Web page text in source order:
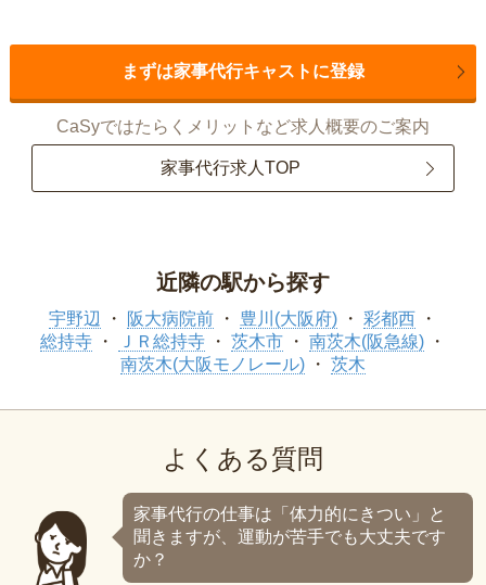
まずは家事代行キャストに登録
CaSyではたらくメリットなど求人概要のご案内
家事代行求人TOP
近隣の駅から探す
宇野辺 阪大病院前 豊川(大阪府)
彩都西
総持寺
ＪＲ総持寺 茨木市
南茨木(阪急線)
南茨木(大阪モノレール)
茨木
よくある質問
家事代行の仕事は「体力的にきつい」と
聞きますが、運動が苦手でも大丈夫です
か？